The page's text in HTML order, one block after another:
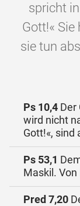
spricht
Gott!« Sie
sie tun
Ps 10,4 Der
wird nicht
Gott!«, sind
Ps 53,1
Maskil. Von
Pred 7,20